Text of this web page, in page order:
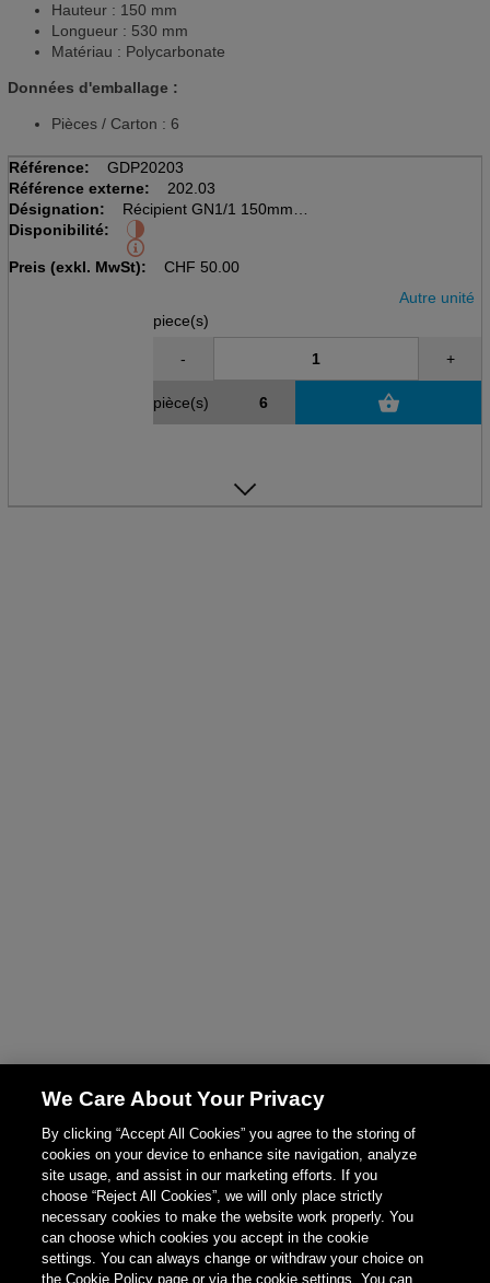
Hauteur : 150 mm
Longueur : 530 mm
Matériau : Polycarbonate
Données d'emballage :
Pièces / Carton : 6
Référence:
GDP20203
Référence externe:
202.03
Désignation:
Récipient GN1/1 150mm
Polycarbonate transpar., 19.1L
530x325x150mm, -18°C bis+100°C
Disponibilité:
Preis (exkl. MwSt): CHF 50.00
Autre unité
piece(s)
- +
pièce(s)
We Care About Your Privacy
By clicking “Accept All Cookies” you agree to the storing of
cookies on your device to enhance site navigation, analyze
site usage, and assist in our marketing efforts. If you
choose “Reject All Cookies”, we will only place strictly
necessary cookies to make the website work properly. You
can choose which cookies you accept in the cookie
settings. You can always change or withdraw your choice on
the Cookie Policy page or via the cookie settings. You can